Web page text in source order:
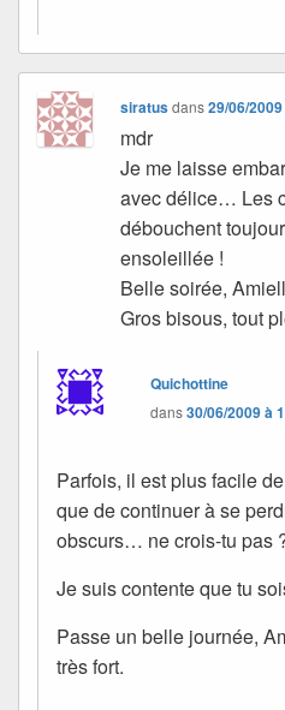
siratusdans29/06/
mdr
Je me laisse
avec délice… Les
débouchent
ensoleillée !
Belle soirée,
Gros bisous, tout
Quichottine
dans30/06/2009 à
Parfois, il est plus facile
que de continuer à se
obscurs… ne crois-tu pas
Je suis contente que tu
Passe un belle journée,
très fort.